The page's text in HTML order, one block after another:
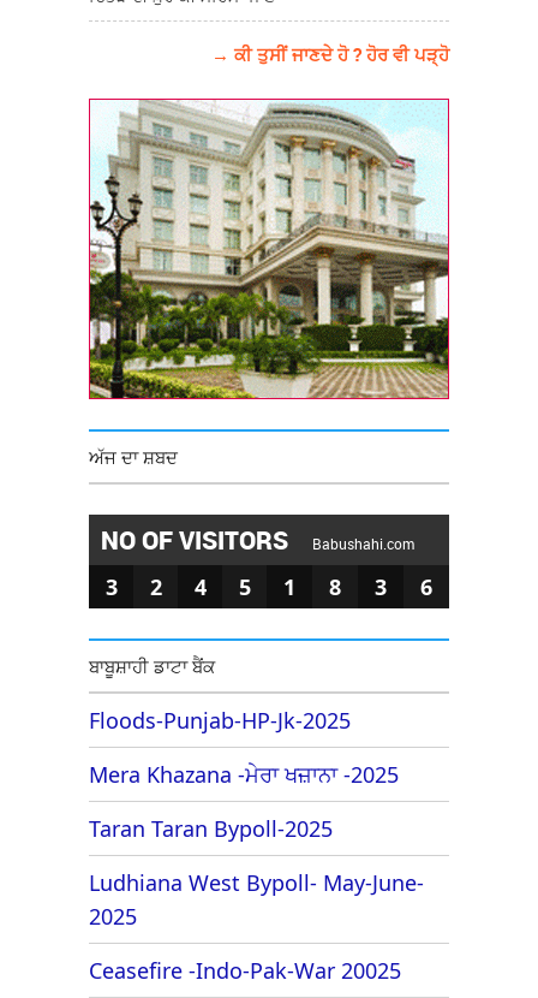
→ ਕੀ ਤੁਸੀਂ ਜਾਣਦੇ ਹੋ ? ਹੋਰ ਵੀ ਪੜ੍ਹੋ
ਅੱਜ ਦਾ ਸ਼ਬਦ
NO OF VISITORS Babushahi.com
3 2 4 5 1 8 3 6
ਬਾਬੂਸ਼ਾਹੀ ਡਾਟਾ ਬੈਂਕ
Floods-Punjab-HP-Jk-2025
Mera Khazana -ਮੇਰਾ ਖਜ਼ਾਨਾ -2025
Taran Taran Bypoll-2025
Ludhiana West Bypoll- May-June-
2025
Ceasefire -Indo-Pak-War 20025